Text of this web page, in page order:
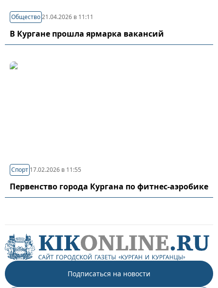
Общество21.04.2026 в 11:11
В Кургане прошла ярмарка вакансий
Спорт 17.02.2026 в 11:55
Первенство города Кургана по фитнес-аэробике
Подписаться на новости